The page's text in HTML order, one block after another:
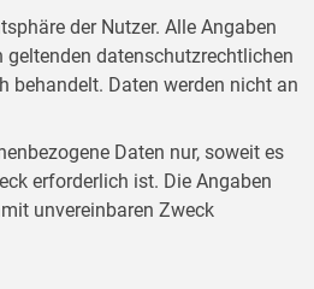
der Nutzer. Alle Angaben
geltenden datenschutzrechtlichen
behandelt. Daten werden nicht an
Daten nur, soweit es
erforderlich ist. Die Angaben
unvereinbaren Zweck